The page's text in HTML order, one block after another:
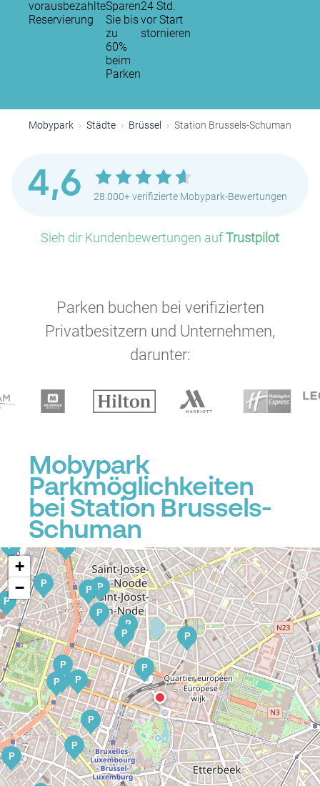
vorausbezahlte
Reservierung
Sparen
Sie bis
zu
60%
beim
Parken
24 Std.
vor Start
stornieren
Mobypark Städte Brüssel Station Brussels-Schuman
4,6 28.000+ verifizierte Mobypark-Bewertungen
Sieh dir Kundenbewertungen aufTrustpilot
Parken buchen bei verifizierten
Privatbesitzern und Unternehmen,
darunter:
Mobypark
Parkmöglichkeiten
bei Station Brussels-
Schuman
P
P
P
P
P
P
P
P
P
P
P
P
P
P
P
P
P
P
P
P
P
+
−